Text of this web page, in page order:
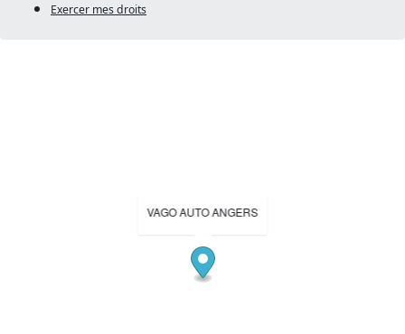
Exercer mes droits
VAGO AUTO ANGERS